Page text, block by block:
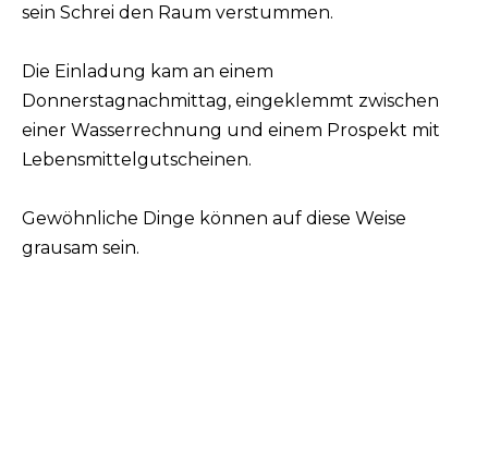
sein Schrei den Raum verstummen.
Die Einladung kam an einem
Donnerstagnachmittag, eingeklemmt zwischen
einer Wasserrechnung und einem Prospekt mit
Lebensmittelgutscheinen.
Gewöhnliche Dinge können auf diese Weise
grausam sein.